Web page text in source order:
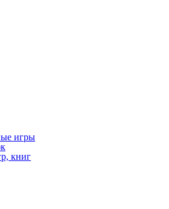
игры
книг